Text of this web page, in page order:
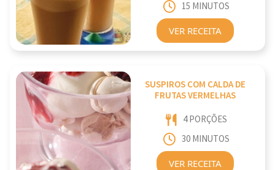
15 MINUTOS
VER RECEITA
SUSPIROS COM CALDA DE
FRUTAS VERMELHAS
4 PORÇÕES
30 MINUTOS
VER RECEITA